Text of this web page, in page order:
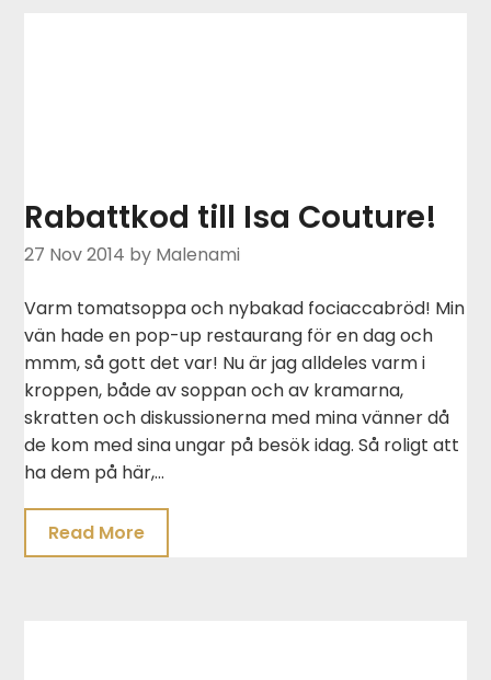
Rabattkod till Isa Couture!
27 Nov 2014 by Malenami
Varm tomatsoppa och nybakad fociaccabröd! Min
vän hade en pop-up restaurang för en dag och
mmm, så gott det var! Nu är jag alldeles varm i
kroppen, både av soppan och av kramarna,
skratten och diskussionerna med mina vänner då
de kom med sina ungar på besök idag. Så roligt att
ha dem på här,…
Read More